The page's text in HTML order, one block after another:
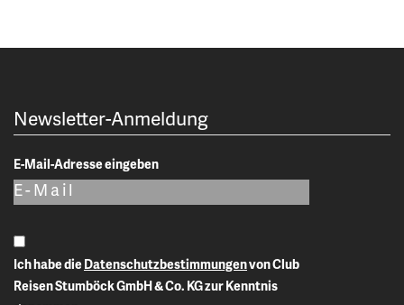
Newsletter-Anmeldung
E-Mail-Adresse eingeben
Ich habe dieDatenschutzbestimmungen
Reisen Stumböck GmbH & Co. KG zur Kenntnis